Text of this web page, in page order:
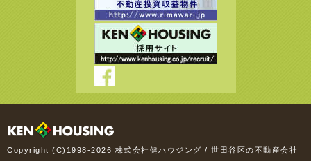
Copyright (C)1998-2026 株式会社健ハウジング / 世田谷区の不動産会社